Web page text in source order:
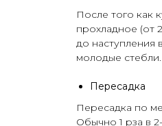
После того как
прохладное (от
до наступления
молодые стебли.
Пересадка
Пересадка по
Обычно 1 рза в